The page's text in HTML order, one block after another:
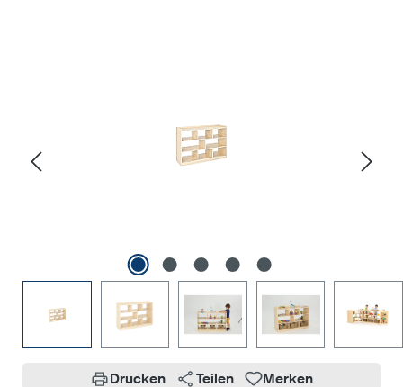
Drucken Teilen Merken